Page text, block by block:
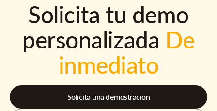
Solicita tu demo
personalizada De
inmediato
Solicita una demostración